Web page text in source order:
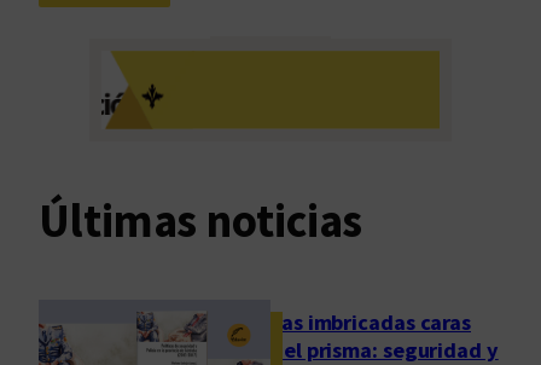
a
,
u
c
s
C
v
o
t
i
a
Últimas noticias
Las imbricadas caras
del prisma: seguridad y